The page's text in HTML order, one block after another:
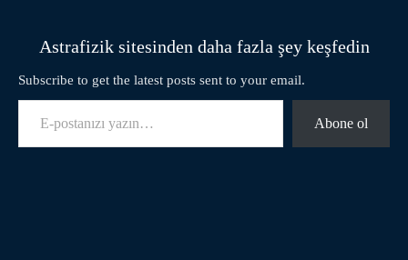
Astrafizik sitesinden daha fazla şey keşfedin
Subscribe to get the latest posts sent to your email.
E-postanızı yazın…
Abone ol